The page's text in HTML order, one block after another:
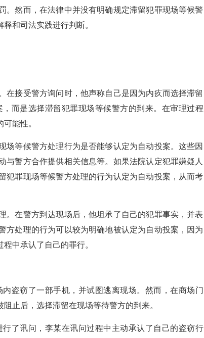
然而，在法律中并没有明确规定滞留犯罪现场等候警
和司法实践进行判断。
接受警方询问时，他声称自己是因为内疚而选择滞留
而是选择滞留犯罪现场等候警方的到来。在审理过程
能性。
等候警方处理行为是否能够认定为自动投案。这些因
警方合作提供相关信息等。如果法院认定犯罪嫌疑人
犯罪现场等候警方处理的行为认定为自动投案，从而考
在警方到达现场后，他坦承了自己的犯罪事实，并表
方处理的行为可以较为明确地被认定为自动投案，因为
中承认了自己的罪行。
窃了一部手机，并试图逃离现场。然而，在商场门
止后，选择滞留在现场等待警方的到来。
讯问，李某在讯问过程中主动承认了自己的盗窃行